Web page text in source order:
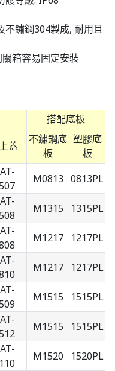
不鏽鋼304製成, 耐用且
箱容易固定安裝
搭配底板
蓋
不鏽鋼底
板
塑膠底
板
M0813 0813PL
M1315 1315PL
M1217 1217PL
M1217 1217PL
M1515 1515PL
M1515 1515PL
M1520 1520PL